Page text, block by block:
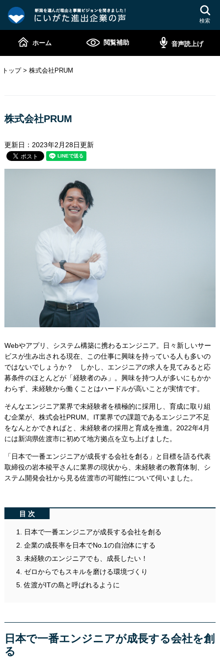
で
ば
文
へ
ホーム 閲覧補助 音声読上げ
検索
トップ >株式会社PRUM
株式会社PRUM
更新日：2023年2月28日更新
Webやアプリ、システム構築に携わるエンジニア。日々新しいサー
ビスが生み出される現在、この仕事に興味を持っている人も多いの
ではないでしょうか？ しかし、エンジニアの求人を見てみると応
募条件のほとんどが「経験者のみ」。興味を持つ人が多いにもかか
わらず、未経験から働くことはハードルが高いことが実情です。
そんなエンジニア業界で未経験者を積極的に採用し、育成に取り組
む企業が、株式会社PRUM。IT業界での課題であるエンジニア不足
をなんとかできればと、未経験者の採用と育成を推進。2022年4月
には新潟県佐渡市に初めて地方拠点を立ち上げました。
「日本で一番エンジニアが成長する会社を創る」と目標を語る代表
取締役の岩本稜平さんに業界の現状から、未経験者の教育体制、シ
ステム開発会社から見る佐渡市の可能性について伺いました。
目次
日本で一番エンジニアが成長する会社を創る
企業の成長率を日本でNo.1の自治体にする
未経験のエンジニアでも、成長したい！
ゼロからでもスキルを磨ける環境づくり
佐渡がITの島と呼ばれるように
日本で一番エンジニアが成長する会社を創
る